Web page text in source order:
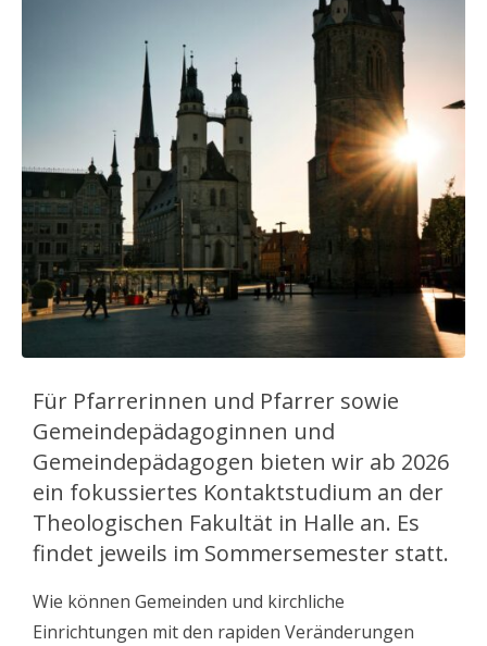
Für Pfarrerinnen und Pfarrer sowie
Gemeindepädagoginnen und
Gemeindepädagogen bieten wir ab 2026
ein fokussiertes Kontaktstudium an der
Theologischen Fakultät in Halle an. Es
findet jeweils im Sommersemester statt.
Wie können Gemeinden und kirchliche
Einrichtungen mit den rapiden Veränderungen